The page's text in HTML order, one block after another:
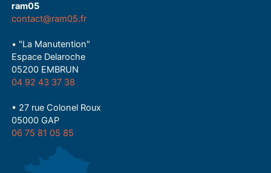
ram05
contact@ram05.fr
• "La Manutention"
Espace Delaroche
05200 EMBRUN
04 92 43 37 38
• 27 rue Colonel Roux
05000 GAP
06 75 81 05 85